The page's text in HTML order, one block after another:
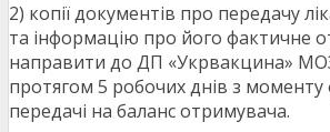
2) копії документів про передачу
та інформацію про його фактичне
направити до ДП «Укрвакцина»
протягом 5 робочих днів з моменту
передачі на баланс отримувача.